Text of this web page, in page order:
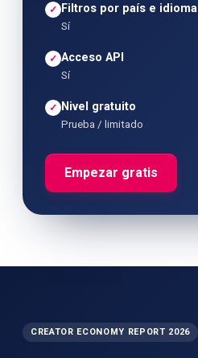
✓ Filtros por país e idioma
Sí
✓ Acceso API
Sí
✓ Nivel gratuito
Prueba / limitado
Empezar gratis
CREATOR ECONOMY REPORT 2026